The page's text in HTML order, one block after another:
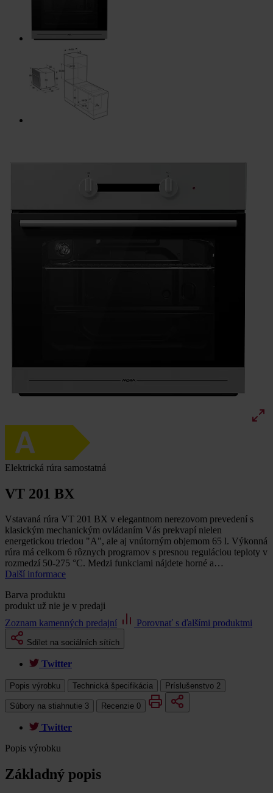
Elektrická rúra samostatná
VT 201 BX
Vstavaná rúra VT 201 BX v elegantnom nerezovom prevedení s
klasickým mechanickým ovládaním Vás prekvapí nielen
energetickou triedou "A", ale aj vnútorným objemom 65 l. Výkonná
rúra má celkom 6 rôznych programov s presnou reguláciou teploty v
rozmedzí 50-275 °C. Medzi funkciami nájdete horné a…
Další informace
Barva produktu
produkt už nie je v predaji
Zoznam kamenných predajní
Porovnať s ďalšími produktmi
Sdílet na sociálních sítích
Twitter
Popis výrobku Technická špecifikácia Príslušenstvo 2
Súbory na stiahnutie 3 Recenzie 0
Twitter
Popis výrobku
Základný popis